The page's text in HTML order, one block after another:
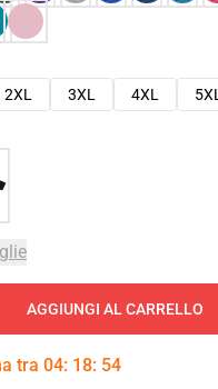
2XL 3XL 4XL
5XL
AGGIUNGI AL CARRELLO
tra 04: 18: 53